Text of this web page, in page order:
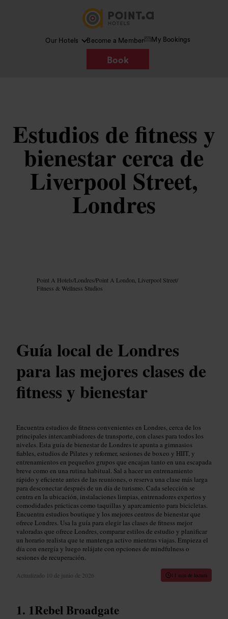
Our Hotels Become a Member My Bookings
Book
Estudios de fitness y
bienestar cerca de
Liverpool Street,
Londres
Point A Hotels/Londres/Point A London, Liverpool Street/
Fitness & Wellness Studios
Guía local de Londres
para las mejores clases de
fitness y bienestar
Encuentra estudios de fitness convenientes en Londres, cerca de los
principales intercambiadores de transporte, con clases para todos los
niveles. Esta guía de bienestar de Londres te apunta a gimnasios
fiables, estudios de Pilates y reformer, sesiones de boxeo y HIIT, y
entrenamientos en pequeños grupos que encajan tanto en una escapada
breve como en una rutina habitual. Sal a hacer un entrenamiento
rápido y eficiente antes de las reuniones, o reserva una clase más larga
para desconectar después de un día de turismo. Cada selección se
centra en la ubicación, instalaciones limpias, entrenadores expertos y
comodidades prácticas como taquillas y aparcamiento para bicicletas.
Encuentra estudios boutique y los mejores centros de bienestar que
ofrece Londres. Usa la guía para elegir las clases de fitness mejor
valoradas que ofrece Londres, comparar estilos de estudio y planificar
un horario realista que te mantenga activo mientras viajas. Empieza el
día con energía y luego relájate con opciones de mindfulness o
sesiones de recuperación.
Actualizado 10 de junio de 2026 11 min de lectura
1Rebel Broadgate